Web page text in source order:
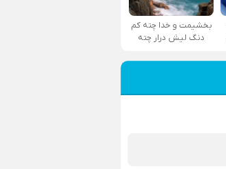
بخشیمت و خدا چته کم
دنگ لیش درار چته